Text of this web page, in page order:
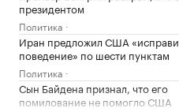
президентом
Политика
Иран предложил США
поведение» по шести пунктам
Политика
Сын Байдена признал, что его
помилование не помогло США